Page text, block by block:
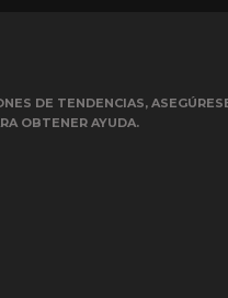
DE TENDENCIAS,
OBTENER AYUDA.